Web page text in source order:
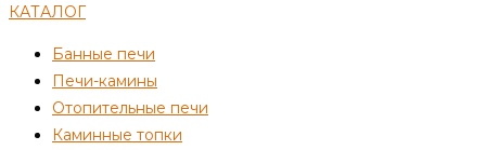
КАТАЛОГ
Банные печи
Печи-камины
Отопительные печи
Каминные топки